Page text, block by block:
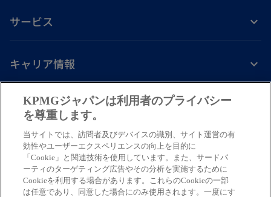
サービス
キャリア情報
し
い
タ
ブ
で
開
新
し
タ
ブ
で
開
し
タ
ブ
で
開
し
タ
ブ
で
開
し
タ
ブ
で
開
免責事項プライバシーポリシー
© 2026 KPMG AZSA LLC, a limited liability audit corporation
incorporated under the Japanese Certified Public Accountants Law and
a member firm of the KPMG global organization of independent member
firms affiliated with KPMG International Limited, a private English
KPMGジャパンは利用者のプライバシー
を尊重します。
当サイトでは、訪問者及びデバイスの識別、サイト運営の有
効性やユーザーエクスペリエンスの向上を目的に
「Cookie」と関連技術を使用しています。また、サードパ
ーティのターゲティング広告やその分析を実施するために
Cookieを利用する場合があります。これらのCookieの一部
は任意であり、同意した場合にのみ使用されます。一度にす